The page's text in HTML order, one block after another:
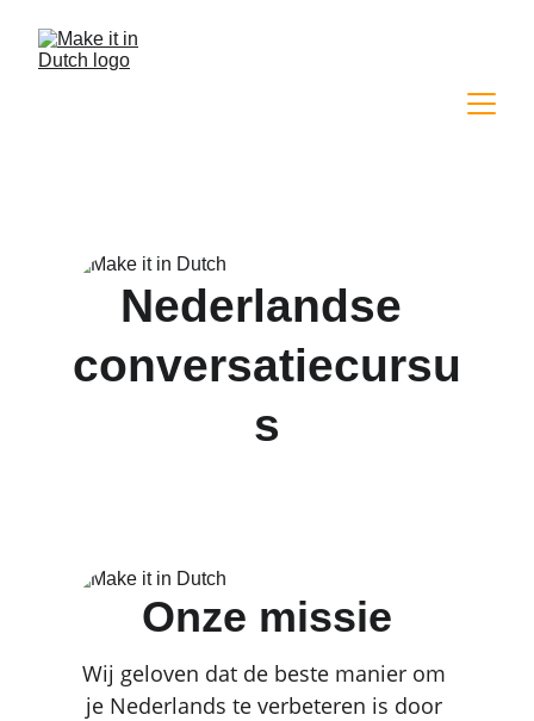
Nederlandse
conversatiecursu
s
Wij geloven dat de beste manier om
je Nederlands te verbeteren is door
Onze missie